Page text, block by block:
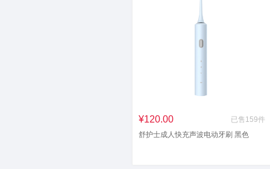
¥120.00
已售159件
舒护士成人快充声波电动牙刷 黑色